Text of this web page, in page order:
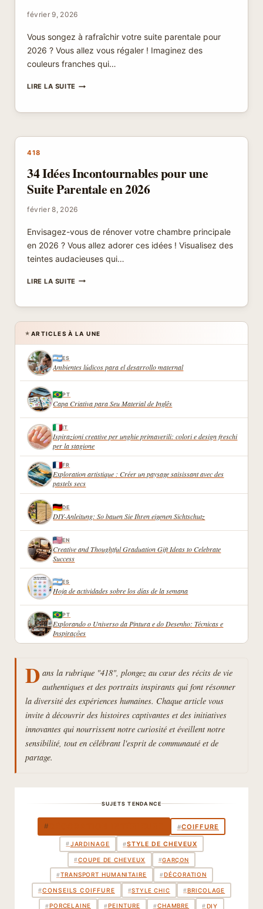
février 9, 2026
Vous songez à rafraîchir votre suite parentale pour
2026 ? Vous allez vous régaler ! Imaginez des
couleurs franches qui…
LIRE LA SUITE34
POUR
SUITE
2026
418
34 Idées Incontournables pour une
Suite Parentale en 2026
février 8, 2026
Envisagez-vous de rénover votre chambre principale
en 2026 ? Vous allez adorer ces idées ! Visualisez des
teintes audacieuses qui…
LIRE LA SUITE34
POUR
UNE
SUITE
★ ARTICLES À LA UNE
ES
Ambientes lúdicos para el desarrollo maternal
PT
Capa Criativa para Seu Material de Inglês
IT
Ispirazioni creative per unghie primaverili: colori e design freschi
per la stagione
FR
Exploration artistique : Créer un paysage saisissant avec des
pastels secs
DE
DIY-Anleitung: So bauen Sie Ihren eigenen Sichtschutz
EN
Creative and Thoughtful Graduation Gift Ideas to Celebrate
Success
ES
Hoja de actividades sobre los días de la semana
PT
Explorando o Universo da Pintura e do Desenho: Técnicas e
Inspirações
D ans la rubrique "418", plongez au cœur des récits de vie
authentiques et des portraits inspirants qui font résonner
la diversité des expériences humaines. Chaque article vous
invite à découvrir des histoires captivantes et des initiatives
innovantes qui nourrissent notre curiosité et éveillent notre
sensibilité, tout en célébrant l'esprit de communauté et de
partage.
SUJETS TENDANCE
# #COIFFURE
#JARDINAGE #STYLE DE CHEVEUX
#COUPE DE CHEVEUX #GARÇON
#TRANSPORT HUMANITAIRE #DÉCORATION
#CONSEILS COIFFURE #STYLE CHIC #BRICOLAGE
#PORCELAINE #PEINTURE #CHAMBRE #DIY